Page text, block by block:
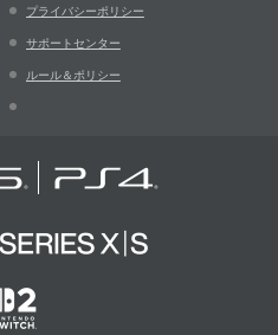
プライバシーポリシー
サポートセンター
ルール＆ポリシー